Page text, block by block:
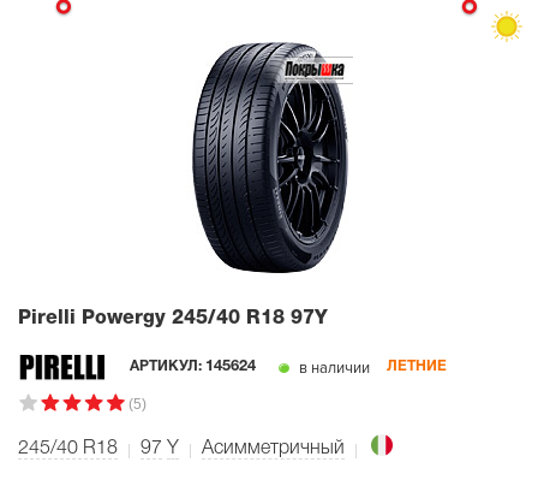
Pirelli Powergy 245/40 R18 97Y
АРТИКУЛ: 145624 в наличии ЛЕТНИЕ
(5)
245/40 R18 97 Y Асимметричный